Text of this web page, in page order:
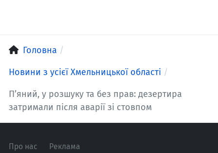
Головна
Новини з усієї Хмельницької області
П’яний, у розшуку та без прав: дезертира
затримали після аварії зі стовпом
Про нас Реклама